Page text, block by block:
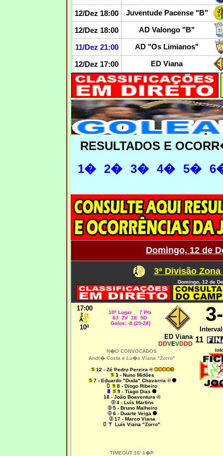
12/Dez 18:00 Juventude Pacense "B"
12/Dez 18:00 AD Valongo "B"
11/Dez 21:00 AD "Os Limianos"
12/Dez 17:00 ED Viana
RESULTADOS E
1�
2� 3� 4� 5�
Domingo, 12 de
3ª Divisão
Domingo, 12 de
17:00
10ª
10º Lugar 7 Pts
8J 2V 1E 5D
Golos: -8 (20-28)
3
ED Viana
DDVEVDDD 11
N�O CONVOCADOS
Andr� Costa e Lu�s Viana "Zorro"
12 - Zé Pedro Pereira ®
3 - Nuno Midões
7 - Eduardo "Duda" Chavarria ©
8 - Diogo Ribeiro
9 - Tiago Dias
18 - João Boaventura ®
4 - Luís Martins
5 - Bruno Malheiro
6 - Duarte Veiga
17 - Marco Viana
Luís Viana "Zorro"
TIMEOUT 16' 1�P